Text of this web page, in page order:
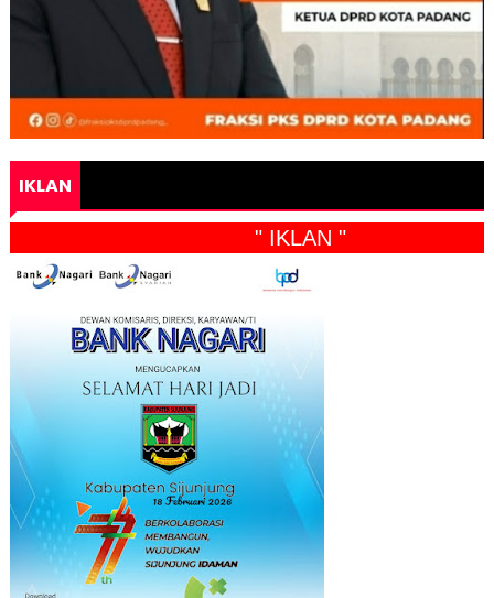
IKLAN
" IKLAN "